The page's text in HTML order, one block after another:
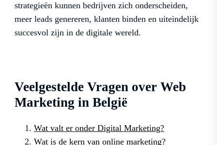
strategieën kunnen bedrijven zich onderscheiden,
meer leads genereren, klanten binden en uiteindelijk
succesvol zijn in de digitale wereld.
Veelgestelde Vragen over Web
Marketing in België
Wat valt er onder Digital Marketing?
Wat is de kern van online marketing?